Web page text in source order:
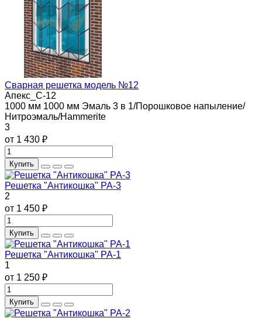
Сварная решетка модель №12
Апекс_С-12
1000 мм 1000 мм Эмаль 3 в 1/Порошковое напыление/
Нитроэмаль/Hammerite
3
от 1 430 ₽
Купить
Решетка "Антикошка" РА-3
2
от 1 450 ₽
Купить
Решетка "Антикошка" РА-1
1
от 1 250 ₽
Купить